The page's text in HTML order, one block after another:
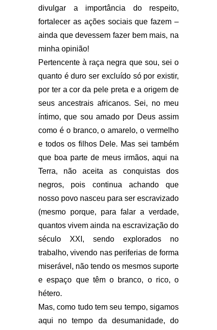
divulgar a importância do respeito,
fortalecer as ações sociais que fazem –
ainda que devessem fazer bem mais, na
minha opinião!
Pertencente à raça negra que sou, sei o
quanto é duro ser excluído só por existir,
por ter a cor da pele preta e a origem de
seus ancestrais africanos. Sei, no meu
íntimo, que sou amado por Deus assim
como é o branco, o amarelo, o vermelho
e todos os filhos Dele. Mas sei também
que boa parte de meus irmãos, aqui na
Terra, não aceita as conquistas dos
negros, pois continua achando que
nosso povo nasceu para ser escravizado
(mesmo porque, para falar a verdade,
quantos vivem ainda na escravização do
século XXI, sendo explorados no
trabalho, vivendo nas periferias de forma
miserável, não tendo os mesmos suporte
e espaço que têm o branco, o rico, o
hétero.
Mas, como tudo tem seu tempo, sigamos
aqui no tempo da desumanidade, do